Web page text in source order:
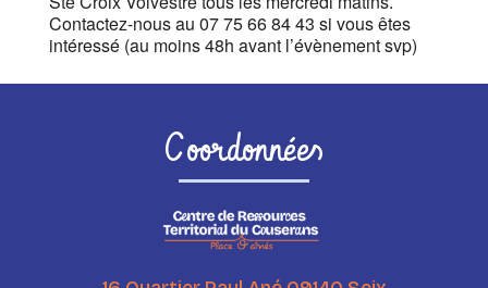
Contactez-nous au 07 75 66 84 43 si vous êtes
intéressé (au moins 48h avant l’évènement svp)
Coordonnées